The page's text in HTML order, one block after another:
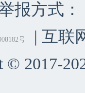
报方式：
号
| 互联
© 2017-